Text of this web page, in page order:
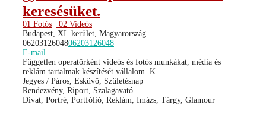
keresésüket.
01 Fotós
02 Videós
Budapest, XI. kerület, Magyarország
0620312604806203126048
E-mail
Független operatőrként videós és fotós munkákat, média és
reklám tartalmak készítését vállalom. K...
Jegyes / Páros, Esküvő, Születésnap
Rendezvény, Riport, Szalagavató
Divat, Portré, Portfólió, Reklám, Imázs, Tárgy, Glamour